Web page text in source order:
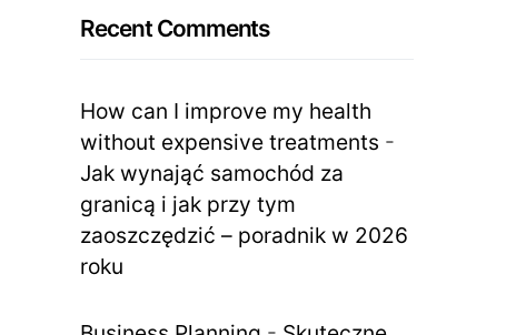
Recent Comments
How can I improve my health
without expensive treatments -
Jak wynająć samochód za
granicą i jak przy tym
zaoszczędzić – poradnik w 2026
roku